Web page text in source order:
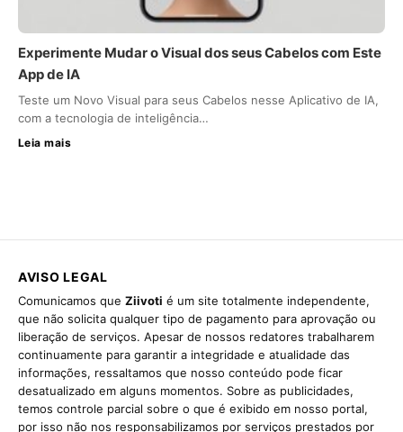
Experimente Mudar o Visual dos seus Cabelos com Este
App de IA
Teste um Novo Visual para seus Cabelos nesse Aplicativo de IA,
com a tecnologia de inteligência…
Leia mais
AVISO LEGAL
Comunicamos que Ziivoti é um site totalmente independente,
que não solicita qualquer tipo de pagamento para aprovação ou
liberação de serviços. Apesar de nossos redatores trabalharem
continuamente para garantir a integridade e atualidade das
informações, ressaltamos que nosso conteúdo pode ficar
desatualizado em alguns momentos. Sobre as publicidades,
temos controle parcial sobre o que é exibido em nosso portal,
por isso não nos responsabilizamos por serviços prestados por